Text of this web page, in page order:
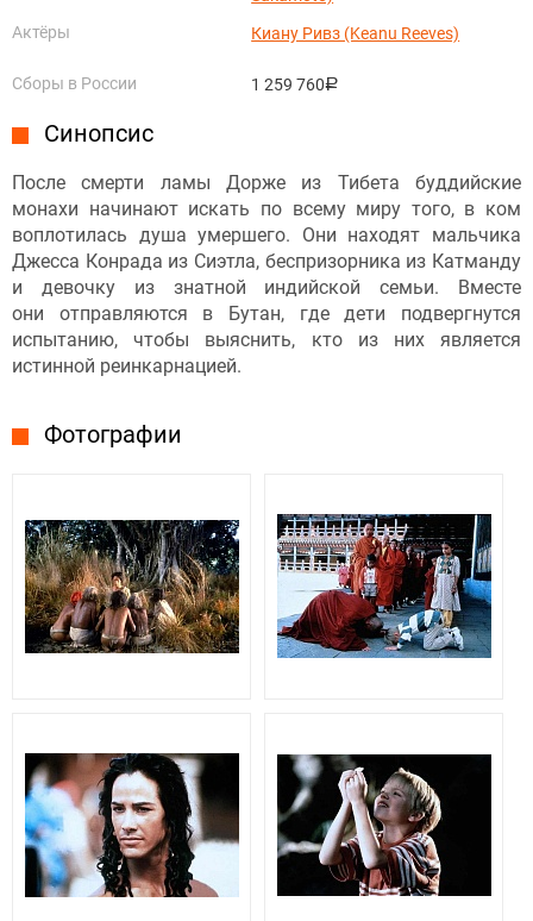
Актёры
Киану Ривз (Keanu Reeves)
Сборы в России 1 259 760руб.
Синопсис
После смерти ламы Дорже из Тибета буддийские
монахи начинают искать по всему миру того, в ком
воплотилась душа умершего. Они находят мальчика
Джесса Конрада из Сиэтла, беспризорника из Катманду
и девочку из знатной индийской семьи. Вместе
они отправляются в Бутан, где дети подвергнутся
испытанию, чтобы выяснить, кто из них является
истинной реинкарнацией.
Фотографии